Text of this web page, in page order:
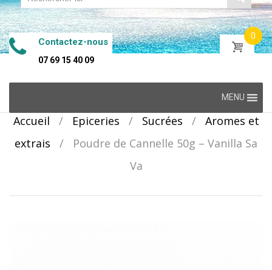
Contactez-nous
07 69 15 40 09
0
content
MENU
Accueil / Epiceries / Sucrées /
Aromes et
extrais
/
Poudre de Cannelle 50g – Vanilla Sa
Va